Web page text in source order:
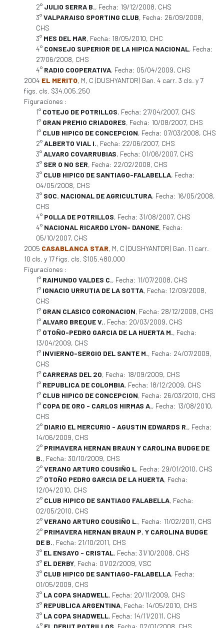
2° JULIO SERRA B., Fecha: 19/12/2008, CHS
3°VALPARAISO SPORTING CLUB, Fecha: 26/09/2008,
CHS
3° MES DEL MAR, Fecha: 18/05/2010, CHC
4° CONSEJO SUPERIOR DE LA HIPICA NACIONAL, Fecha:
27/06/2008, CHS
4° RADIO COOPERATIVA, Fecha: 05/04/2009, CHS
2004 EL MERITO, M, C (DUSHYANTOR) Gan. 4 carr. 3 cls. y 7
figs. cls. $34.005.250
Figuraciones :
1° COTEJO DE POTRILLOS, Fecha: 27/04/2007, CHS
1° GRAN PREMIO CRIADORES, Fecha: 10/08/2007, CHS
1° CLUB HIPICO DE CONCEPCION, Fecha: 07/03/2008, CHS
2°ALBERTO VIAL I., Fecha: 22/06/2007, CHS
3°ALVARO COVARRUBIAS, Fecha: 01/06/2007, CHS
3° SER O NO SER, Fecha: 22/02/2008, CHS
3° CLUB HIPICO DE SANTIAGO-FALABELLA, Fecha:
04/05/2008, CHS
3° SOC. NACIONAL DE AGRICULTURA, Fecha: 16/05/2008,
CHS
4° POLLA DE POTRILLOS, Fecha: 31/08/2007, CHS
4° NACIONAL RICARDO LYON- DANONE, Fecha:
05/10/2007, CHS
2005 CASABLANCA STAR, M, C (DUSHYANTOR) Gan. 11 carr.
10 cls. y 17 figs. cls. $105.480.000
Figuraciones :
1° RAIMUNDO VALDES C., Fecha: 11/07/2008, CHS
1° IGNACIO URRUTIA DE LA SOTTA, Fecha: 12/09/2008,
CHS
1° GRAN CLASICO CORONACION, Fecha: 28/12/2008, CHS
1°ALVARO BREQUE V., Fecha: 20/03/2009, CHS
1° OTOÑO-PEDRO GARCIA DE LA HUERTA M., Fecha:
13/04/2009, CHS
1° INVIERNO-SERGIO DEL SANTE M., Fecha: 24/07/2009,
CHS
1° CARRERAS DEL 20, Fecha: 18/09/2009, CHS
1° REPUBLICA DE COLOMBIA, Fecha: 18/12/2009, CHS
1° CLUB HIPICO DE CONCEPCION, Fecha: 26/03/2010, CHS
1° COPA DE ORO - CARLOS HIRMAS A., Fecha: 13/08/2010,
CHS
2° DIARIO EL MERCURIO - AGUSTIN EDWARDS R., Fecha:
14/06/2009, CHS
2° PRIMAVERA HERNAN BRAUN Y CAROLINA BUDGE DE
B., Fecha: 30/10/2009, CHS
2°VERANO ARTURO COUSIÑO L, Fecha: 29/01/2010, CHS
2° OTOÑO PEDRO GARCIA DE LA HUERTA, Fecha:
12/04/2010, CHS
2° CLUB HIPICO DE SANTIAGO FALABELLA, Fecha:
02/05/2010, CHS
2°VERANO ARTURO COUSIÑO L., Fecha: 11/02/2011, CHS
2° PRIMAVERA HERNAN BRAUN P. Y CAROLINA BUDGE
DE B., Fecha: 21/10/2011, CHS
3° EL ENSAYO - CRISTAL, Fecha: 31/10/2008, CHS
3° EL DERBY, Fecha: 01/02/2009, VSC
3° CLUB HIPICO DE SANTIAGO-FALABELLA, Fecha:
01/05/2009, CHS
3° LA COPA SHADWELL, Fecha: 20/11/2009, CHS
3° REPUBLICA ARGENTINA, Fecha: 14/05/2010, CHS
3° LA COPA SHADWELL, Fecha: 14/11/2011, CHS
4° EL DEBUT POTRILLOS, Fecha: 02/01/2008, CHS